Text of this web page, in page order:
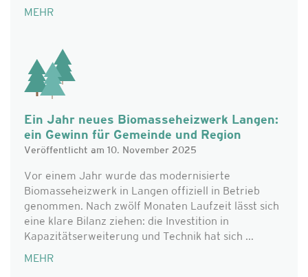
MEHR
Ein Jahr neues Biomasseheizwerk Langen:
ein Gewinn für Gemeinde und Region
Veröffentlicht am 10. November 2025
Vor einem Jahr wurde das modernisierte
Biomasseheizwerk in Langen offiziell in Betrieb
genommen. Nach zwölf Monaten Laufzeit lässt sich
eine klare Bilanz ziehen: die Investition in
Kapazitätserweiterung und Technik hat sich ...
MEHR